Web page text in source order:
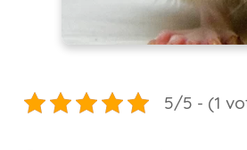
5/5 - (1